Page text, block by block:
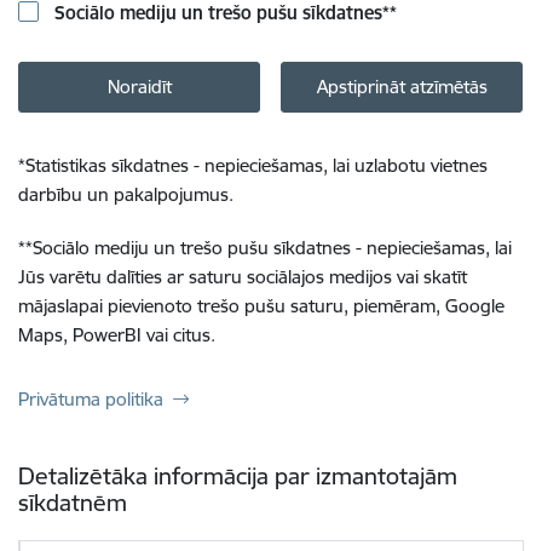
Sociālo mediju un trešo pušu sīkdatnes**
Noraidīt Apstiprināt atzīmētās
*Statistikas sīkdatnes - nepieciešamas, lai uzlabotu vietnes
darbību un pakalpojumus.
**Sociālo mediju un trešo pušu sīkdatnes - nepieciešamas, lai
Jūs varētu dalīties ar saturu sociālajos medijos vai skatīt
mājaslapai pievienoto trešo pušu saturu, piemēram, Google
Maps, PowerBI vai citus.
Privātuma politika
Detalizētāka informācija par izmantotajām
sīkdatnēm